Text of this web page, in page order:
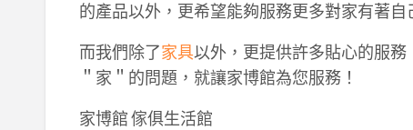
的產品以外，更希望能夠服務更多對家有著自
而我們除了家具以外，更提供許多貼心的服
＂家＂的問題，就讓家博館為您服務！
家博館 傢俱生活館